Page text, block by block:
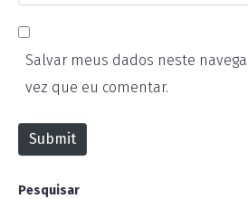
l
e
b
t
Salvar meus dados neste
vez que eu comentar.
Submit
Pesquisar